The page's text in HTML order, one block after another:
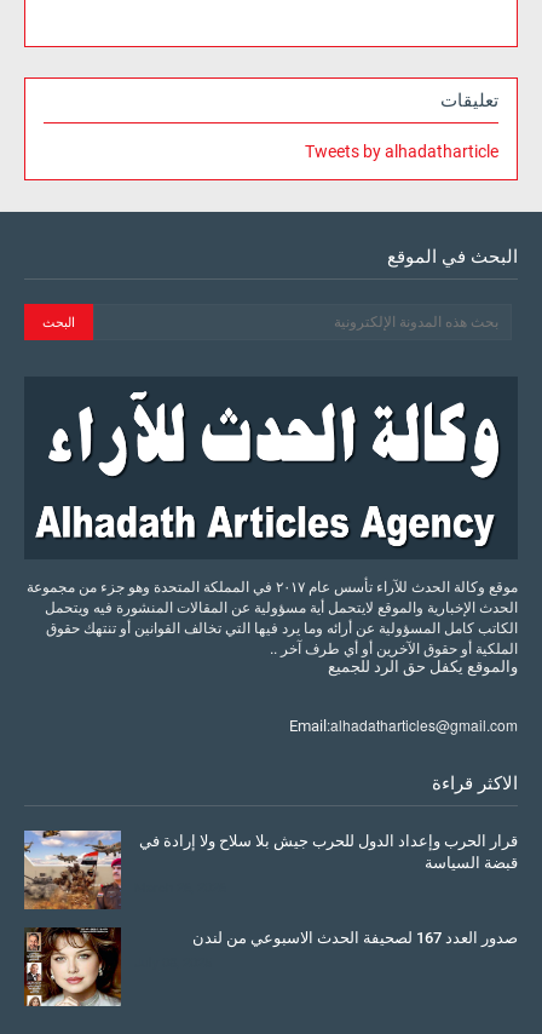
تعليقات
Tweets by alhadatharticle
البحث في الموقع
موقع وكالة الحدث للآراء تأسس عام ٢٠١٧ في المملكة المتحدة وهو جزء من مجموعة
الحدث الإخبارية والموقع لايتحمل أية مسؤولية عن المقالات المنشورة فيه ويتحمل
الكاتب كامل المسؤولية عن أرائه وما يرد فيها التي تخالف القوانين أو تنتهك حقوق
الملكية أو حقوق الآخرين أو أي طرف آخر ..
والموقع يكفل حق الرد للجميع
Email:alhadatharticles@gmail.com
الاكثر قراءة
قرار الحرب وإعداد الدول للحرب جيش بلا سلاح ولا إرادة في
قبضة السياسة
صدور العدد 167 لصحيفة الحدث الاسبوعي من لندن